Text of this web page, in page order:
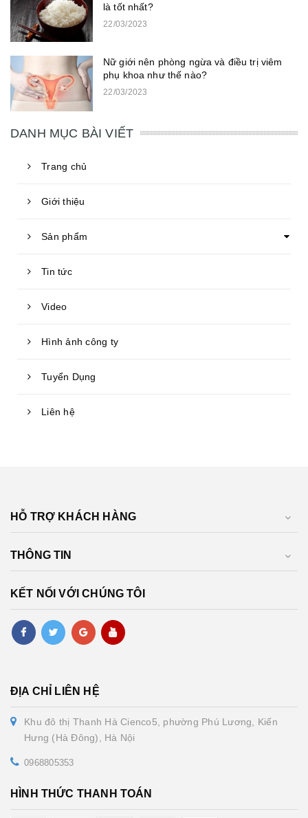
là tốt nhất?
22/03/2023
Nữ giới nên phòng ngừa và điều trị viêm
phụ khoa như thế nào?
22/03/2023
DANH MỤC BÀI VIẾT
Trang chủ
Giới thiệu
Sản phẩm
Tin tức
Video
Hình ảnh công ty
Tuyển Dụng
Liên hệ
HỖ TRỢ KHÁCH HÀNG
THÔNG TIN
KẾT NỐI VỚI CHÚNG TÔI
ĐỊA CHỈ LIÊN HỆ
Khu đô thị Thanh Hà Cienco5, phường Phú Lương, Kiến
Hưng (Hà Đông), Hà Nội
0968805353
HÌNH THỨC THANH TOÁN